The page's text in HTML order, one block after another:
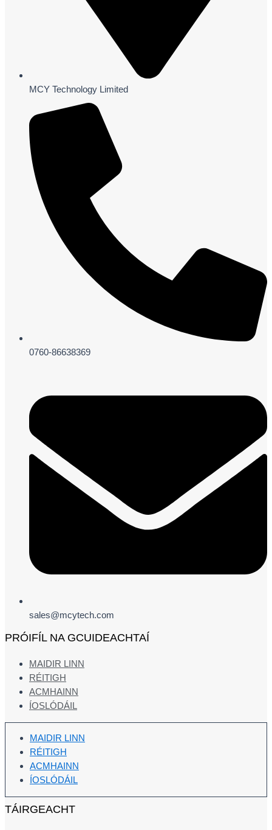
MCY Technology Limited
0760-86638369
sales@mcytech.com
PRÓIFÍL NA GCUIDEACHTAÍ
MAIDIR LINN
RÉITIGH
ACMHAINN
ÍOSLÓDÁIL
MAIDIR LINN
RÉITIGH
ACMHAINN
ÍOSLÓDÁIL
TÁIRGEACHT